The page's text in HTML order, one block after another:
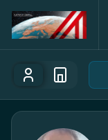
Participants